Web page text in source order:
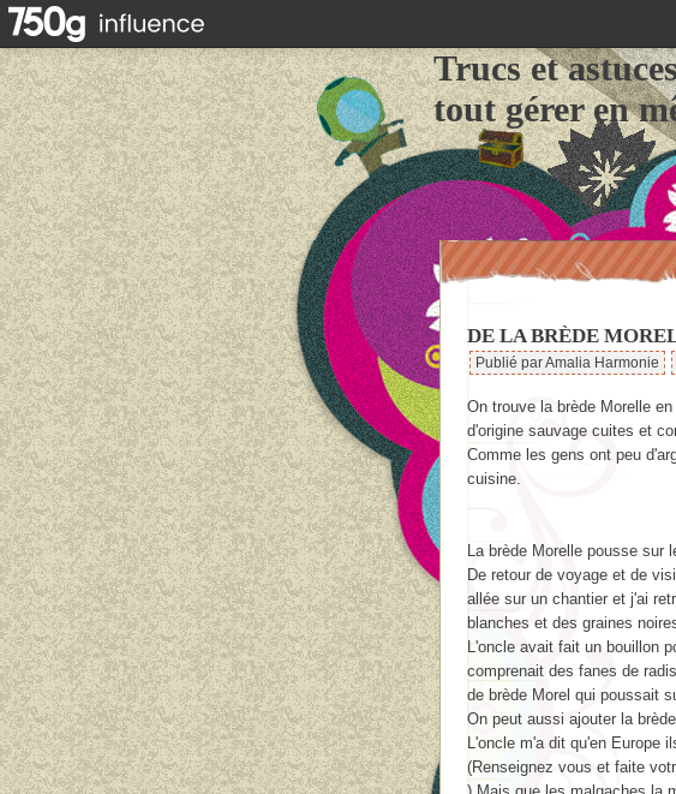
Trucs et
tout gérer en
DE LA BRÈDE
Publié par Amalia Harmonie
On trouve la brède Morelle
d'origine sauvage cuites et
Comme les gens ont peu
cuisine.
La brède Morelle pousse sur
De retour de voyage et de
allée sur un chantier et j'ai
blanches et des graines
L'oncle avait fait un bouillon
comprenait des fanes de
de brède Morel qui poussait
On peut aussi ajouter la
L'oncle m'a dit qu'en Europe
(Renseignez vous et faite